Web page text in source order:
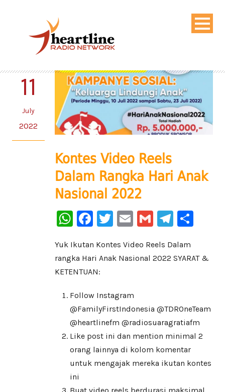
11
July
2022
Kontes Video Reels
Dalam Rangka Hari Anak
Nasional 2022
WhatsApp
Facebook
Twitter
EmailGmail
Yuk Ikutan Kontes Video Reels Dalam
rangka Hari Anak Nasional 2022 SYARAT &
KETENTUAN:
Follow Instagram
@FamilyFirstIndonesia @TDROneTeam
@heartlinefm @radiosuaragratiafm
Like post ini dan mention minimal 2
orang lainnya di kolom komentar
untuk mengajak mereka ikutan kontes
ini